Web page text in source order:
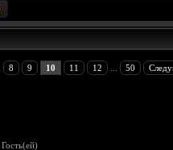
8 9 10 11 12 50